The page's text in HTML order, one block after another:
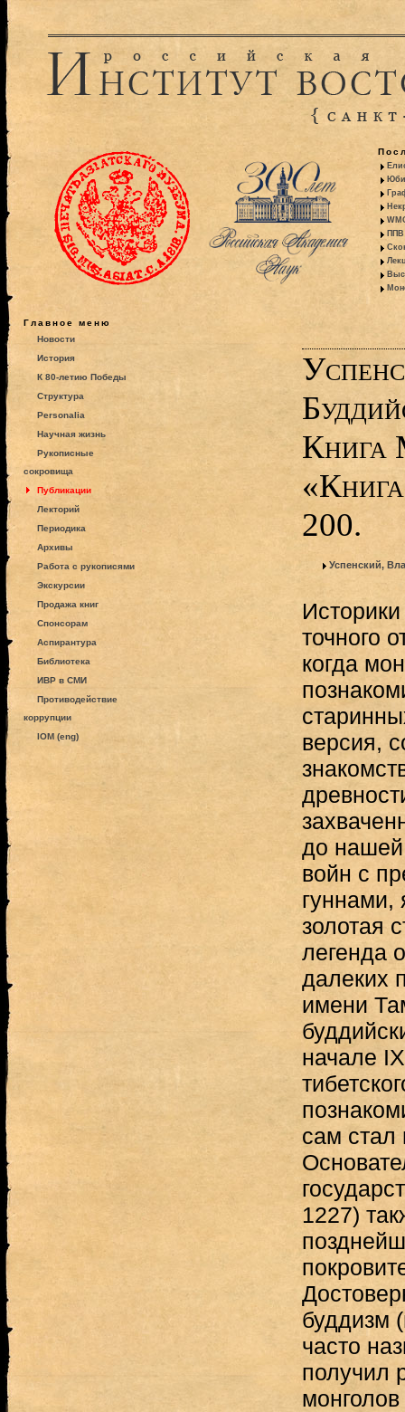
ППВ
Главное меню
Новости
История
К 80-летию Победы
Структура
Personalia
Научная жизнь
Рукописные
сокровища
Публикации
Лекторий
Периодика
Архивы
Работа с рукописями
Экскурсии
Продажа книг
Спонсорам
Аспирантура
Библиотека
ИВР в СМИ
Противодействие
коррупции
IOM (eng)
Книга
200.
Успенский,
точного
когда
версия,
до
войн с
золотая
легенда
далеких
имени
начале
сам стал
1227)
буддизм
часто
получил